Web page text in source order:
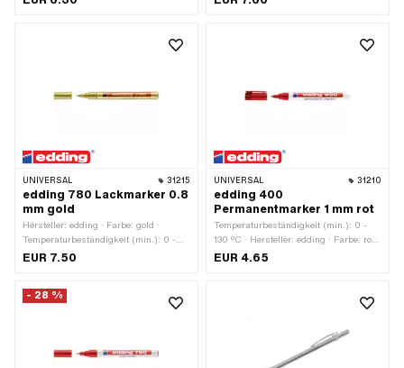
UNIVERSAL 31215
edding 780 Lackmarker 0.8
mm gold
Hersteller: edding · Farbe: gold ·
Temperaturbeständigkeit (min.): 0 -
400 °C · Strichbreite: 0.8
EUR 7.50
UNIVERSAL 31210
edding 400
Permanentmarker 1 mm rot
Temperaturbeständigkeit (min.): 0 -
130 °C · Hersteller: edding · Farbe: rot ·
Strichbreite: 1 · Anwendungsbereich:
EUR 4.65
- 28 %